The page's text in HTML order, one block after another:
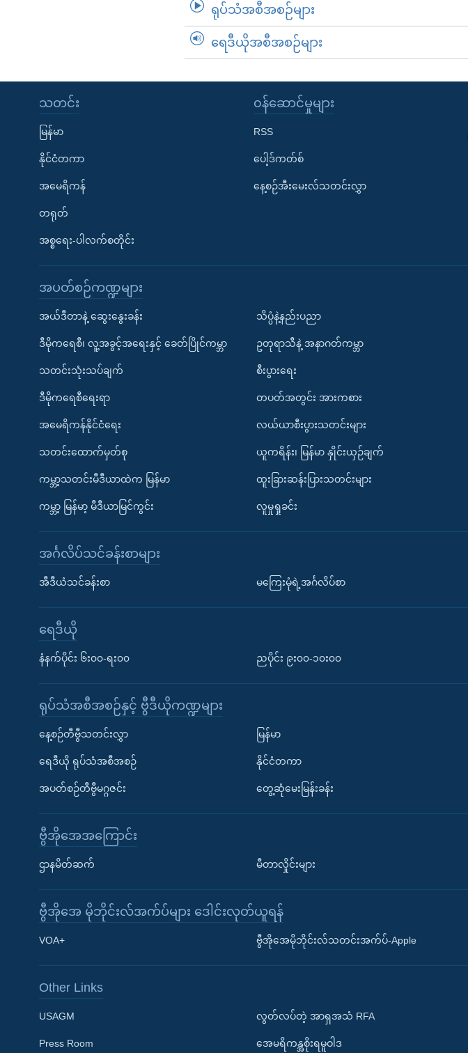
Learning English
ဘာသာစကားများ
ရုပ်သံအစီအစဉ်များ
ရေဒီယိုအစီအစဉ်များ
သတင်း
မြန်မာ
နိုင်ငံတကာ
အမေရိကန်
တရုတ်
အစ္စရေး-ပါလက်စတိုင်း
၀န်ဆောင်မှုများ
RSS
ပေါ့ဒ်ကတ်စ်
နေ့စဉ်အီးမေးလ်သတင်းလွှာ
အပတ်စဉ်ကဏ္ဍများ
အယ်ဒီတာနဲ့ ဆွေးနွေးခန်း
ဒီမိုကရေစီ၊ လူ့အခွင့်အရေးနှင့် ခေတ်ပြိုင်ကမ္ဘာ
သတင်းသုံးသပ်ချက်
ဒီမိုကရေစီရေးရာ
အမေရိကန်နိုင်ငံရေး
သတင်းထောက်မှတ်စု
ကမ္ဘာ့သတင်းမီဒီယာထဲက မြန်မာ
ကမ္ဘာ့ မြန်မာ့ မီဒီယာမြင်ကွင်း
သိပ္ပံနဲ့နည်းပညာ
ဥတုရာသီနဲ့ အနာဂတ်ကမ္ဘာ
စီးပွားရေး
တပတ်အတွင်း အားကစား
လယ်ယာစီးပွားသတင်းများ
ယူကရိန်း၊ မြန်မာ နှိုင်းယှဉ်ချက်
ထူးခြားဆန်းပြားသတင်းများ
လူမှုရှုခင်း
အင်္ဂလိပ်သင်ခန်းစာများ
အီဒီယံသင်ခန်းစာ မကြေးမုံရဲ့အင်္ဂလိပ်စာ
ရေဒီယို
နံနက်ပိုင်း ၆း၀၀-ရး၀၀ ညပိုင်း ၉း၀၀-၁၀း၀၀
ရုပ်သံအစီအစဉ်နှင့် ဗွီဒီယိုကဏ္ဍများ
နေ့စဉ်တီဗွီသတင်းလွှာ
ရေဒီယို ရုပ်သံအစီအစဉ်
အပတ်စဉ်တီဗွီမဂ္ဂဇင်း
မြန်မာ
နိုင်ငံတကာ
တွေ့ဆုံမေးမြန်းခန်း
ဗွီအိုအေအကြောင်း
ဌာနမိတ်ဆက် မီတာလှိုင်းများ
ဗွီအိုအေ မိုဘိုင်းလ်အက်ပ်များ ဒေါင်းလုတ်ယူရန်
VOA+ ဗွီအိုအေမိုဘိုင်းလ်သတင်းအက်ပ်-Apple
Other Links
USAGM
Press Room
လွတ်လပ်တဲ့ အာရှအသံ RFA
အေမရိကန္အစိုးရမူဝါဒ